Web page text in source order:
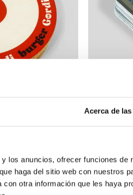
Acerca de
los anuncios, ofrecer funciones de
haga del sitio web con nuestros
otra información que les haya
. ¿Qué mejor manera
la marca!
así la superficie de una
bares y restaurantes también
cafeterías o locales de ocio